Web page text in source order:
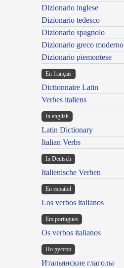
Dizionario inglese
Dizionario tedesco
Dizionario spagnolo
Dizionario greco moderno
Dizionario piemontese
En français
Dictionnaire Latin
Verbes italiens
In english
Latin Dictionary
Italian Verbs
In Deutsch
Italienische Verben
En español
Los verbos italianos
Em portugues
Os verbos italianos
По русски
Итальянские глаголы